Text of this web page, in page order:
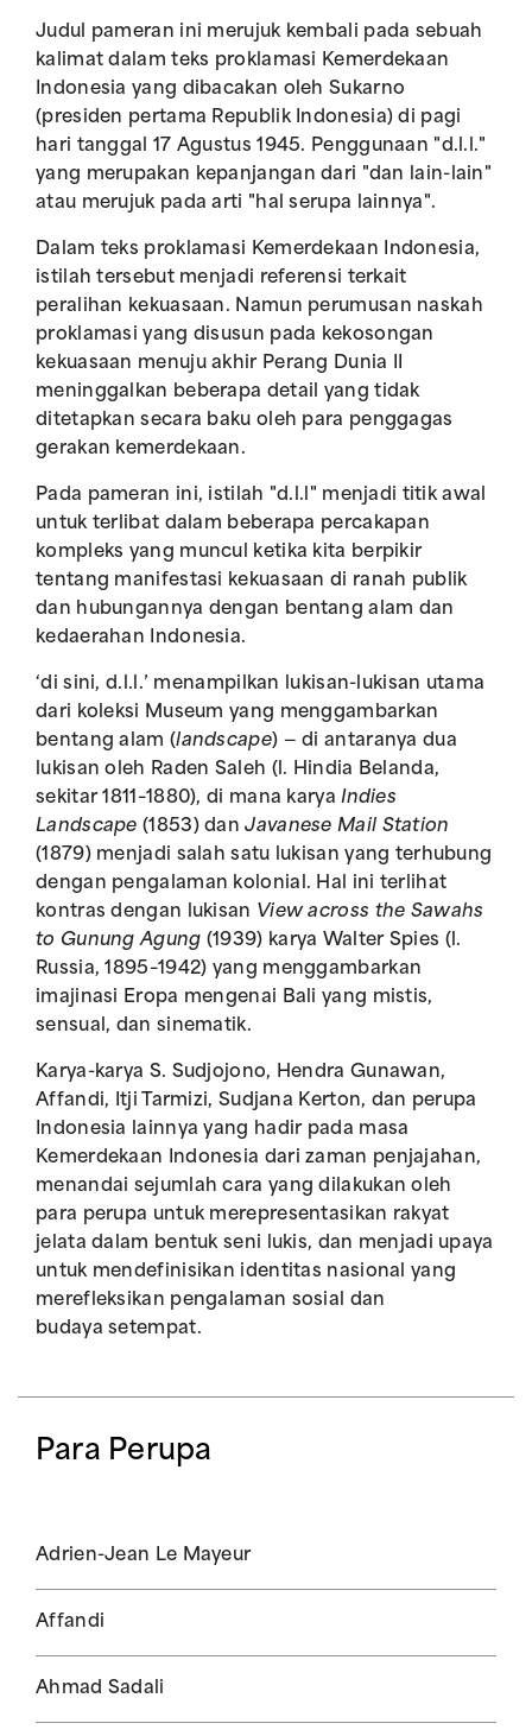
Judul pameran ini merujuk kembali pada sebuah
kalimat dalam teks proklamasi Kemerdekaan
Indonesia yang dibacakan oleh Sukarno
(presiden pertama Republik Indonesia) di pagi
hari tanggal 17 Agustus 1945. Penggunaan "d.l.l."
yang merupakan kepanjangan dari "dan lain-lain"
atau merujuk pada arti "hal serupa lainnya".
Dalam teks proklamasi Kemerdekaan Indonesia,
istilah tersebut menjadi referensi terkait
peralihan kekuasaan. Namun perumusan naskah
proklamasi yang disusun pada kekosongan
kekuasaan menuju akhir Perang Dunia II
meninggalkan beberapa detail yang tidak
ditetapkan secara baku oleh para penggagas
gerakan kemerdekaan.
Pada pameran ini, istilah "d.l.l" menjadi titik awal
untuk terlibat dalam beberapa percakapan
kompleks yang muncul ketika kita berpikir
tentang manifestasi kekuasaan di ranah publik
dan hubungannya dengan bentang alam dan
kedaerahan Indonesia.
‘di sini, d.l.l.’ menampilkan lukisan-lukisan utama
dari koleksi Museum yang menggambarkan
bentang alam (landscape) — di antaranya dua
lukisan oleh Raden Saleh (l. Hindia Belanda,
sekitar 1811–1880), di mana karyaIndies
Landscape (1853) danJavanese Mail Station
(1879) menjadi salah satu lukisan yang terhubung
dengan pengalaman kolonial. Hal ini terlihat
kontras dengan lukisan View across the Sawahs
to Gunung Agung (1939) karya Walter Spies (l.
Russia, 1895–1942) yang menggambarkan
imajinasi Eropa mengenai Bali yang mistis,
sensual, dan sinematik.
Karya-karya S. Sudjojono, Hendra Gunawan,
Affandi, Itji Tarmizi, Sudjana Kerton, dan perupa
Indonesia lainnya yang hadir pada masa
Kemerdekaan Indonesia dari zaman penjajahan,
menandai sejumlah cara yang dilakukan oleh
para perupa untuk merepresentasikan rakyat
jelata dalam bentuk seni lukis, dan menjadi upaya
untuk mendefinisikan identitas nasional yang
merefleksikan pengalaman sosial dan
budaya setempat.
Para Perupa
Adrien-Jean Le Mayeur
Affandi
Ahmad Sadali